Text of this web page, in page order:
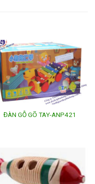
ĐÀN GỖ GÕ TAY-ANP421